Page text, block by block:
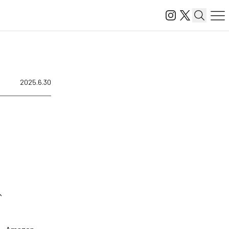
2025.6.30